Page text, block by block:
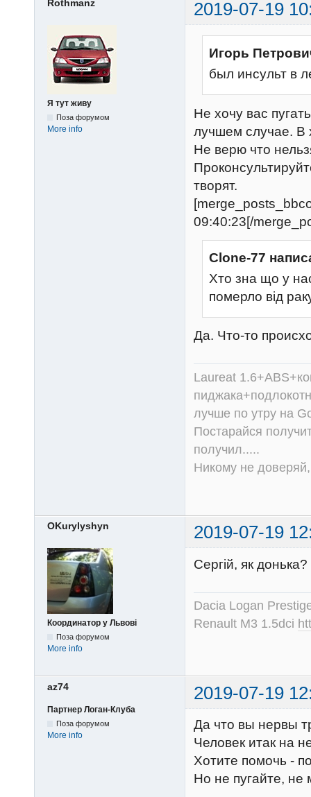
Rothmanz 2019-07-19
Я тут живу
Поза форумом
More info
Игорь
был инсульт в
Не хочу вас
лучшем случае. В
Не верю что
творят.
09:40:23[/
Clone-77
Хто зна що у
померло від
Да. Что-то
Laureat
лучше по утру на
Постарайся
получил.....
Никому не
OKurylyshyn 2019-07-19
Координатор у Львові
Поза форумом
More info
Сергій, як
Dacia Logan
Renault M3 1.5dci
az74 2019-07-19
Партнер Логан-Клуба
Поза форумом
More info
Да что вы нервы
Человек итак на
Хотите помочь -
Но не пугайте, не